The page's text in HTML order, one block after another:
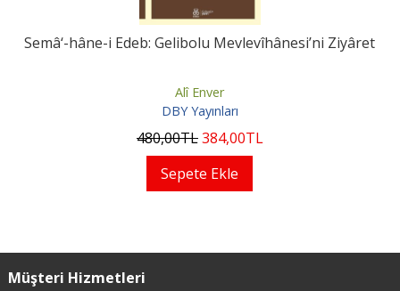
Semâ‘-hâne-i Edeb: Gelibolu Mevlevîhânesi’ni Ziyâret
Alî Enver
DBY Yayınları
480,00TL384,00TL
Sepete Ekle
Müşteri Hizmetleri